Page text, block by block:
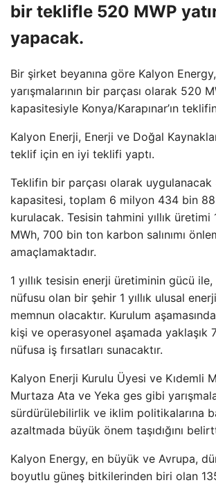
bir teklifle 520 MWP
yapacak.
Bir şirket beyanına göre Kalyon
yarışmalarının bir parçası olarak 520
kapasitesiyle Konya/Karapınar’ın
Kalyon Enerji, Enerji ve Doğal
teklif için en iyi teklifi yaptı.
Teklifin bir parçası olarak uygulanacak
kapasitesi, toplam 6 milyon 434 bin
kurulacak. Tesisin tahmini yıllık
MWh, 700 bin ton karbon salınımı
amaçlamaktadır.
1 yıllık tesisin enerji üretiminin gücü
nüfusu olan bir şehir 1 yıllık ulusal
memnun olacaktır. Kurulum
kişi ve operasyonel aşamada yaklaşık
nüfusa iş fırsatları sunacaktır.
Kalyon Enerji Kurulu Üyesi ve Kıdemli
Murtaza Ata ve Yeka ges gibi
sürdürülebilirlik ve iklim politikalarına
azaltmada büyük önem taşıdığını
Kalyon Energy, en büyük ve Avrupa,
boyutlu güneş bitkilerinden biri olan